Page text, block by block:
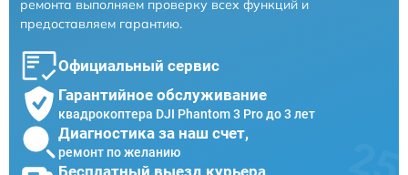
ремонта выполняем проверку всех функций и
предоставляем гарантию.
Официальный сервис
Гарантийное обслуживание
квадрокоптера DJI Phantom 3 Pro до 3 лет
Диагностика за наш счет,
ремонт по желанию
Бесплатный выезд курьера